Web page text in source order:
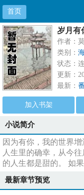
首页
岁月有
作者：
类别：
状态：
更新：
最新：
加入书架
小说简介
因为有你，我的世界
人生里的确幸，从今
的人生都是甜的。 如
最新章节预览